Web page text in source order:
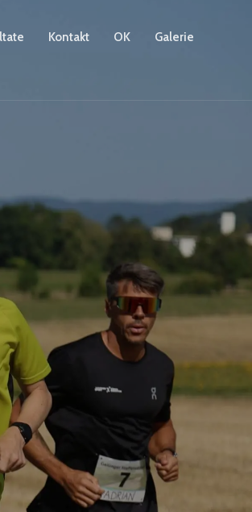
Kontakt OK Galerie